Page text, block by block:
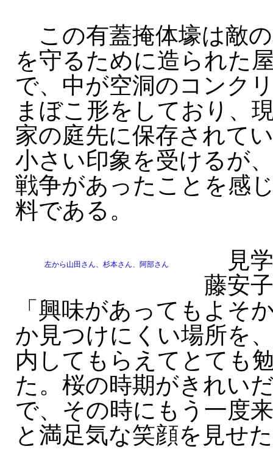
この有蓋掩体壕は敵
を守るために造られた
で、中が空洞のコンク
まぼこ形をしており、
家の庭先に保存されて
小さい印象を受けるが
戦争があったことを感
料である。
左から山田さん、杉本さん、阿部さん
見学
藤安
「興味があってもよそ
か見つけにくい場所を
内してもらえてとても
た。桜の時期がきれい
で、その時にもう一度
と満足気な笑顔を見せ